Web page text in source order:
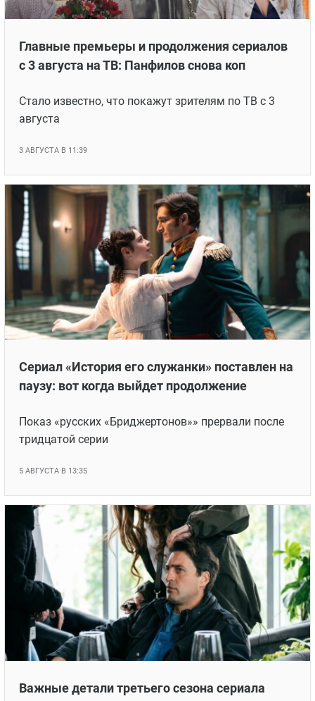
Главные премьеры и продолжения сериалов
с 3 августа на ТВ: Панфилов снова коп
Стало известно, что покажут зрителям по ТВ с 3
августа
3 АВГУСТА В 11:39
Сериал «История его служанки» поставлен на
паузу: вот когда выйдет продолжение
Показ «русских «Бриджертонов»» прервали после
тридцатой серии
5 АВГУСТА В 13:35
Важные детали третьего сезона сериала